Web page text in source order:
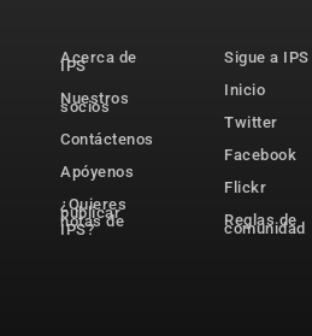
Acerca de
IPS
Nuestros
socios
Contáctenos
Apóyenos
¿Quieres
publicar
notas de
IPS?
Sigue a IPS
Inicio
Twitter
Facebook
Flickr
Reglas de
comunidad